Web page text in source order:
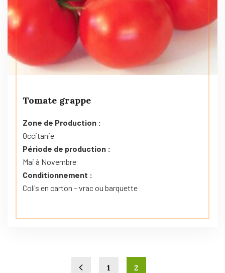
Tomate grappe
Zone de Production :
Occitanie
Période de production :
Mai à Novembre
Conditionnement :
Colis en carton – vrac ou barquette
1 2